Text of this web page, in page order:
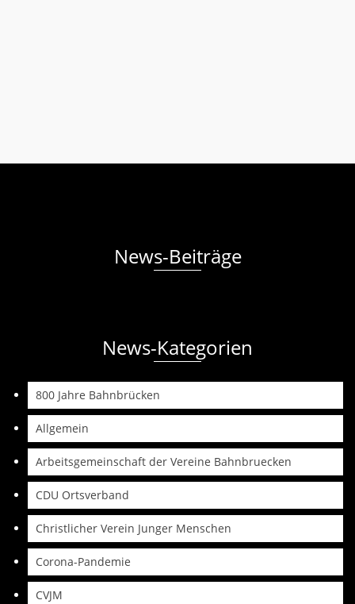
News-Beiträge
News-Kategorien
800 Jahre Bahnbrücken
Allgemein
Arbeitsgemeinschaft der Vereine Bahnbruecken
CDU Ortsverband
Christlicher Verein Junger Menschen
Corona-Pandemie
CVJM